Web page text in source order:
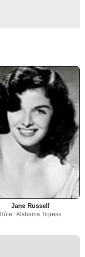
Jane Russell
Rôle : Alabama Tigress